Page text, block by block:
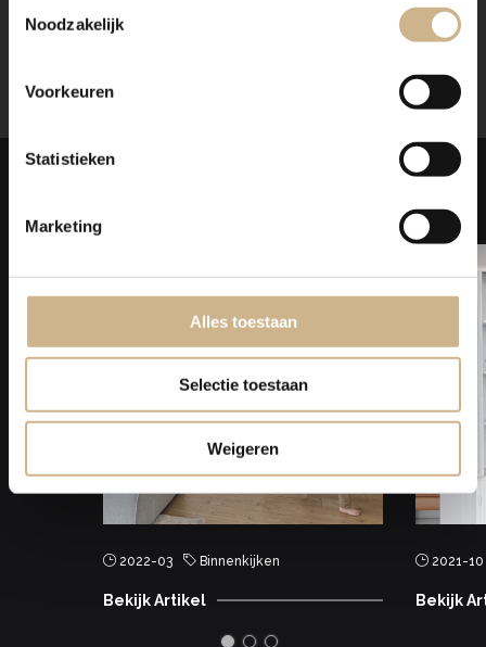
Noodzakelijk
Voorkeuren
Statistieken
Marketing
Alles toestaan
Selectie toestaan
Weigeren
voor meer informatie.
INSPIREREN
2022-03 Binnenkijken
Bekijk Artikel
2021-10
Bekijk